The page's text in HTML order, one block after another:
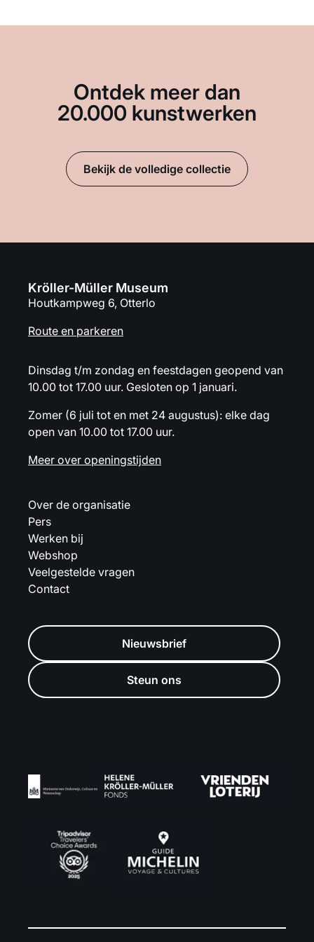
Ontdek meer dan
20.000 kunstwerken
Bekijk de volledige collectie
Kröller-Müller Museum
Houtkampweg 6, Otterlo
Route en parkeren
Dinsdag t/m zondag en feestdagen geopend van
10.00 tot 17.00 uur. Gesloten op 1 januari.
Zomer (6 juli tot en met 24 augustus): elke dag
open van 10.00 tot 17.00 uur.
Meer over openingstijden
Over de organisatie
Pers
Werken bij
Webshop
Veelgestelde vragen
Contact
Nieuwsbrief
Steun ons